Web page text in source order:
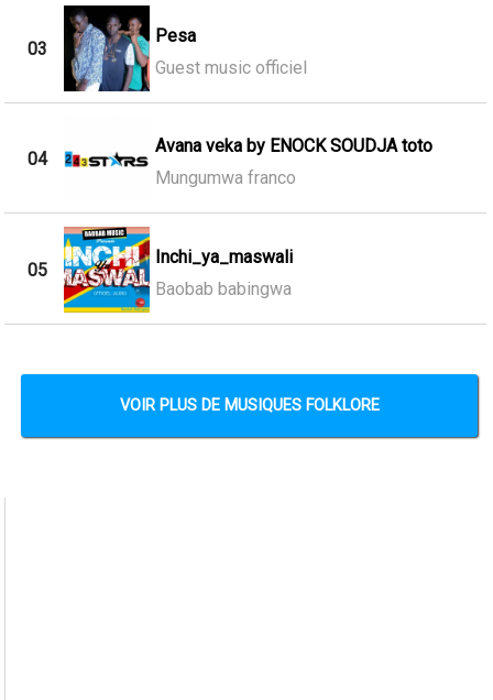
03
Pesa
Guest music officiel
04
Avana veka by ENOCK SOUDJA toto
Mungumwa franco
05
Inchi_ya_maswali
Baobab babingwa
VOIR PLUS DE MUSIQUES FOLKLORE